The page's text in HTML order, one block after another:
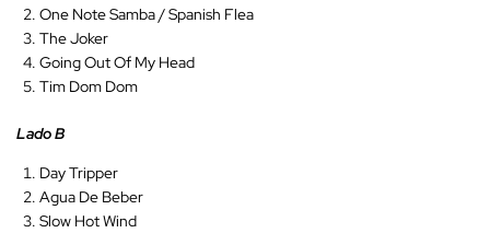
One Note Samba / Spanish Flea
The Joker
Going Out Of My Head
Tim Dom Dom
Lado B
Day Tripper
Agua De Beber
Slow Hot Wind